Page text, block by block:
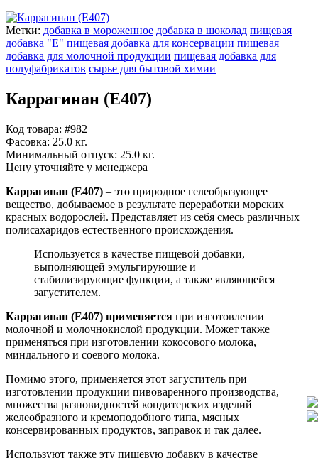
Метки: добавка в мороженное добавка в шоколад пищевая
добавка "Е" пищевая добавка для консервации пищевая
добавка для молочной продукции пищевая добавка для
полуфабрикатов сырье для бытовой химии
Каррагинан (Е407)
Код товара: #982
Фасовка: 25.0 кг.
Минимальный отпуск: 25.0 кг.
Цену уточняйте у менеджера
Каррагинан (Е407) – это природное гелеобразующее
вещество, добываемое в результате переработки морских
красных водорослей. Представляет из себя смесь различных
полисахаридов естественного происхождения.
Используется в качестве пищевой добавки,
выполняющей эмульгирующие и
стабилизирующие функции, а также являющейся
загустителем.
Каррагинан (Е407) применяется при изготовлении
молочной и молочнокислой продукции. Может также
применяться при изготовлении кокосового молока,
миндального и соевого молока.
Помимо этого, применяется этот загуститель при
изготовлении продукции пивоваренного производства,
множества разновидностей кондитерских изделий
желеобразного и кремоподобного типа, мясных
консервированных продуктов, заправок и так далее.
Используют также эту пищевую добавку в качестве